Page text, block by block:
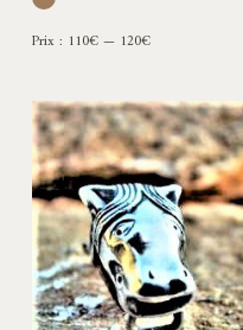
Prix : 110€— 120€